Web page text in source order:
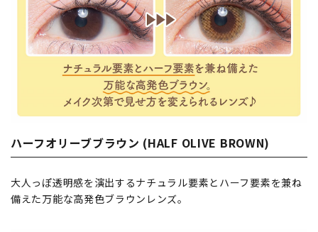
ハーフオリーブブラウン (HALF OLIVE BROWN)
大人っぽ透明感を演出するナチュラル要素とハーフ要素を兼ね
備えた万能な高発色ブラウンレンズ。